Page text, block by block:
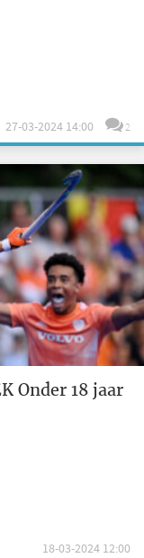
27-03-2024 14:00 2
Onder 18 jaar
18-03-2024 12:00